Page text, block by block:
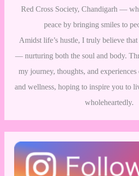
Red Cross Society, Chandigarh —
peace by bringing smiles to
Amidst life’s hustle, I truly believe that
— nurturing both the soul and body.
my journey, thoughts, and experiences
and wellness, hoping to inspire you to
wholeheartedly.